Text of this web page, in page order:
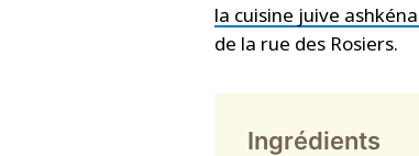
la cuisine juive
de la rue des Rosiers.
Ingrédients